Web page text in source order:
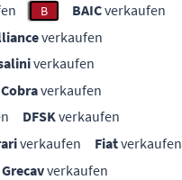
B BAICverkaufen
verkaufen
verkaufen
Cobraverkaufen
DFSKverkaufen
verkaufen Fiatverkaufen
Grecavverkaufen